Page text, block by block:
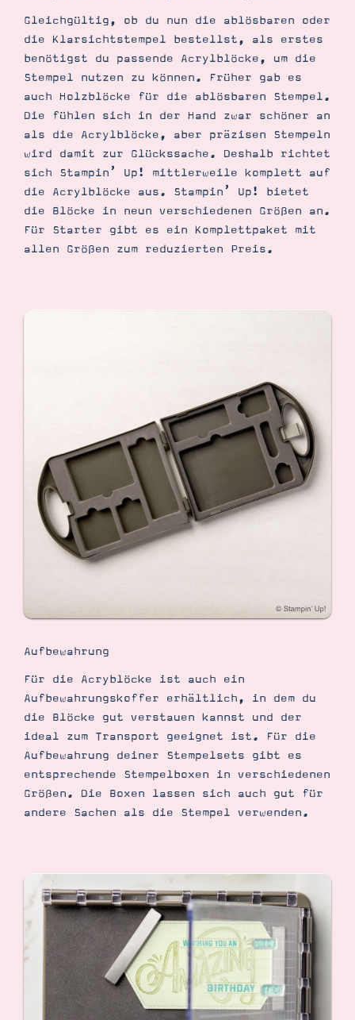
Gleichgültig, ob du nun die ablösbaren oder
die Klarsichtstempel bestellst, als erstes
benötigst du passende Acrylblöcke, um die
Stempel nutzen zu können. Früher gab es
auch Holzblöcke für die ablösbaren Stempel.
Die fühlen sich in der Hand zwar schöner an
als die Acrylblöcke, aber präzisen Stempeln
wird damit zur Glückssache. Deshalb richtet
sich Stampin’ Up! mittlerweile komplett auf
die Acrylblöcke aus. Stampin’ Up! bietet
die Blöcke in neun verschiedenen Größen an.
Für Starter gibt es ein Komplettpaket mit
allen Größen zum reduzierten Preis.
Aufbewahrung
Für die Acryblöcke ist auch ein
Aufbewahrungskoffer erhältlich, in dem du
die Blöcke gut verstauen kannst und der
ideal zum Transport geeignet ist. Für die
Aufbewahrung deiner Stempelsets gibt es
entsprechende Stempelboxen in verschiedenen
Größen. Die Boxen lassen sich auch gut für
andere Sachen als die Stempel verwenden.